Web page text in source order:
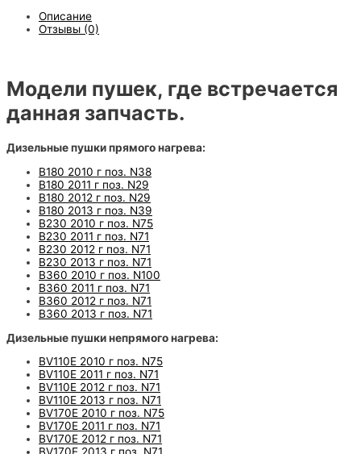
Описание
Отзывы (0)
Модели пушек, где встречается
данная запчасть.
Дизельные пушки прямого нагрева:
B180 2010 г поз. N38
B180 2011 г поз. N29
B180 2012 г поз. N29
B180 2013 г поз. N39
B230 2010 г поз. N75
B230 2011 г поз. N71
B230 2012 г поз. N71
B230 2013 г поз. N71
B360 2010 г поз. N100
B360 2011 г поз. N71
B360 2012 г поз. N71
B360 2013 г поз. N71
Дизельные пушки непрямого нагрева:
BV110E 2010 г поз. N75
BV110E 2011 г поз. N71
BV110E 2012 г поз. N71
BV110E 2013 г поз. N71
BV170E 2010 г поз. N75
BV170E 2011 г поз. N71
BV170E 2012 г поз. N71